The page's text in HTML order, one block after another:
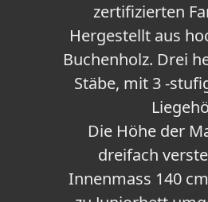
zertifizierten
Hergestellt aus
Buchenholz. Drei
Stäbe, mit 3 -
Die Höhe der
dreifach
Innenmass 140